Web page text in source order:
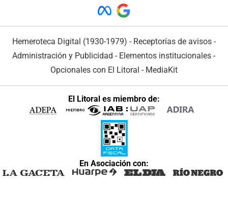
Hemeroteca Digital (1930-1979) - Receptorías de avisos -
Administración y Publicidad - Elementos institucionales -
Opcionales con El Litoral - MediaKit
El Litoral es miembro de:
En Asociación con: